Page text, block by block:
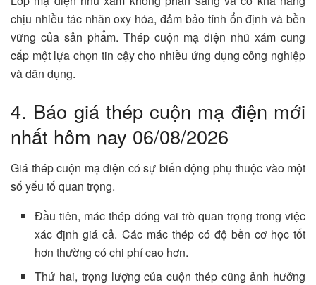
chịu nhiều tác nhân oxy hóa, đảm bảo tính ổn định và bền
vững của sản phẩm. Thép cuộn mạ điện nhũ xám cung
cấp một lựa chọn tin cậy cho nhiều ứng dụng công nghiệp
và dân dụng.
4. Báo giá thép cuộn mạ điện mới
nhất hôm nay 06/08/2026
Giá thép cuộn mạ điện có sự biến động phụ thuộc vào một
số yếu tố quan trọng.
Đầu tiên, mác thép đóng vai trò quan trọng trong việc
xác định giá cả. Các mác thép có độ bền cơ học tốt
hơn thường có chi phí cao hơn.
Thứ hai, trọng lượng của cuộn thép cũng ảnh hưởng